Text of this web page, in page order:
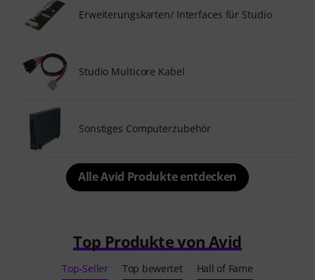
Erweiterungskarten/ Interfaces für Studio
Studio Multicore Kabel
Sonstiges Computerzubehör
Alle Avid Produkte entdecken
Top Produkte von Avid
Top-Seller Top bewertet Hall of Fame